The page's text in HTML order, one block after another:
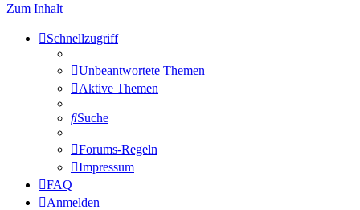
Zum Inhalt
Schnellzugriff
Unbeantwortete Themen
Aktive Themen
Suche
Forums-Regeln
Impressum
FAQ
Anmelden